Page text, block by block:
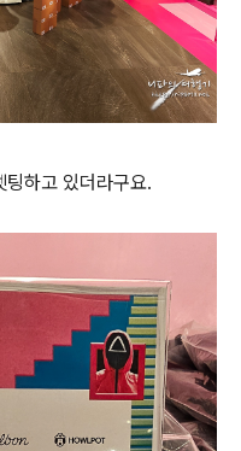
하고 있더라구요.